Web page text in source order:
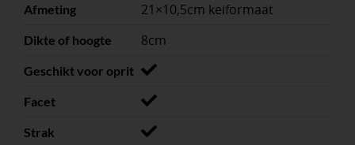
Afmeting 21×10,5cm keiformaat
Dikte of hoogte 8cm
Geschikt voor oprit
Facet
Strak